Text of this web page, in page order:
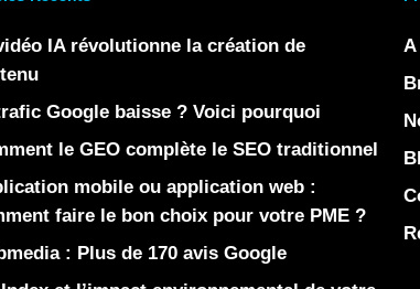
IA révolutionne la création de
Google baisse ? Voici pourquoi
le GEO complète le SEO traditionnel
mobile ou application web :
faire le bon choix pour votre PME ?
: Plus de 170 avis Google